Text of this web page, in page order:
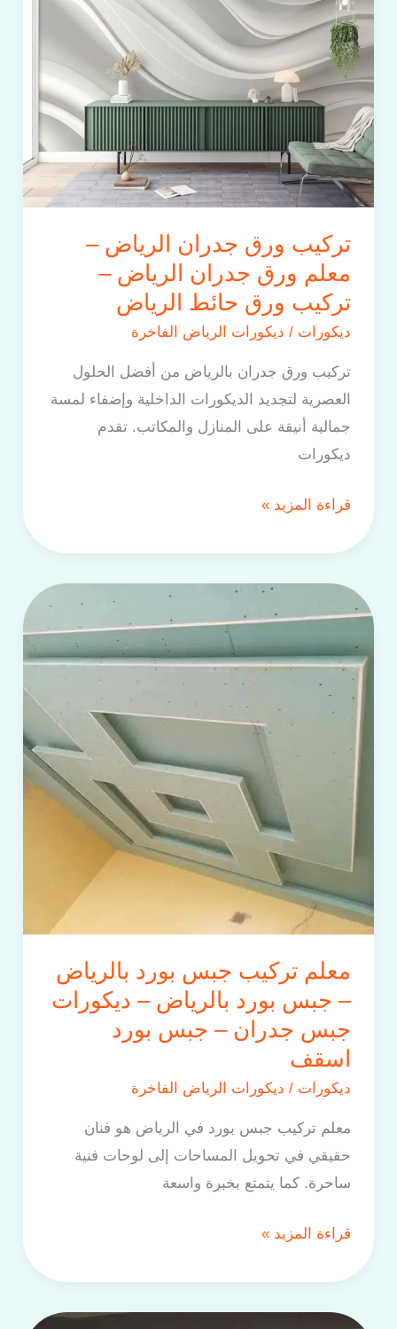
تركيب ورق جدران الرياض –
معلم ورق جدران الرياض –
تركيب ورق حائط الرياض
ديكورات / ديكورات الرياض الفاخرة
تركيب ورق جدران بالرياض من أفضل الحلول
العصرية لتجديد الديكورات الداخلية وإضفاء لمسة
جمالية أنيقة على المنازل والمكاتب. تقدم
ديكورات
–
معلم
ورق
جدران
الرياض
–
تركيب
ورق
حائط
الرياض
قراءة المزيد »
معلم تركيب جبس بورد بالرياض
– جبس بورد بالرياض – ديكورات
جبس جدران – جبس بورد
اسقف
ديكورات / ديكورات الرياض الفاخرة
معلم تركيب جبس بورد في الرياض هو فنان
حقيقي في تحويل المساحات إلى لوحات فنية
ساحرة. كما يتمتع بخبرة واسعة
تركيب
جبس
بورد
ديكورات
جبس
جدران
جبس
بورد
اسقف
قراءة المزيد »